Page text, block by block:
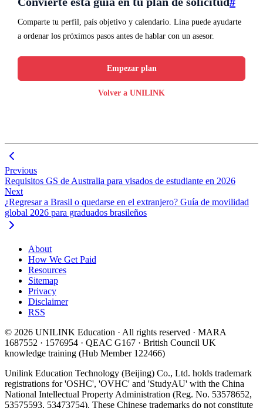
Comparte tu perfil, país objetivo y calendario. Lina puede ayudarte
a ordenar los próximos pasos antes de hablar con un asesor.
Empezar plan
Volver a UNILINK
Previous
Requisitos GS de Australia para visados de estudiante en 2026
Next
¿Regresar a Brasil o quedarse en el extranjero? Guía de movilidad
global 2026 para graduados brasileños
About
How We Get Paid
Resources
Sitemap
Privacy
Disclaimer
RSS
© 2026 UNILINK Education · All rights reserved · MARA
1687552 · 1576954 · QEAC G167 · British Council UK
knowledge training (Hub Member 122466)
Unilink Education Technology (Beijing) Co., Ltd. holds trademark
registrations for 'OSHC', 'OVHC' and 'StudyAU' with the China
National Intellectual Property Administration (Reg. No. 53578652,
53575593, 53473754). These Chinese trademarks do not constitute